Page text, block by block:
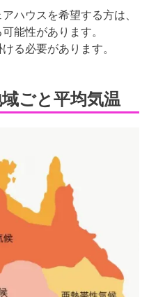
ハウスを希望する方は、
能性があります。
る必要があります。
ごと平均気温